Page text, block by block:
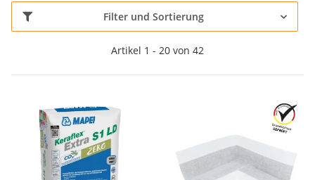
Filter und Sortierung
Artikel 1 - 20 von 42